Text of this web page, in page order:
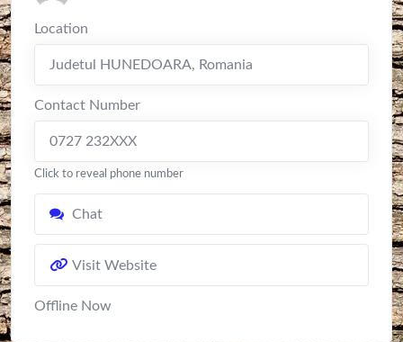
Location
Judetul HUNEDOARA, Romania
Contact Number
0727 232XXX
Click to reveal phone number
Chat
Visit Website
Offline Now